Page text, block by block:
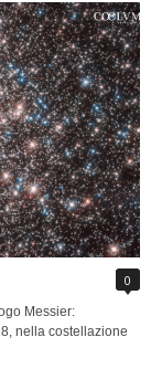
0
Messier:
nella costellazione